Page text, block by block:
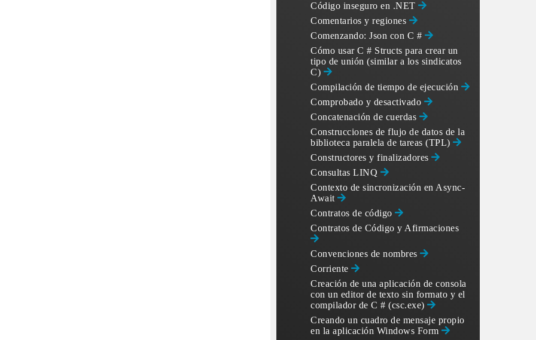
Código inseguro en .NET
Comentarios y regiones
Comenzando: Json con C #
Cómo usar C # Structs para crear un
tipo de unión (similar a los sindicatos
C)
Compilación de tiempo de ejecución
Comprobado y desactivado
Concatenación de cuerdas
Construcciones de flujo de datos de la
biblioteca paralela de tareas (TPL)
Constructores y finalizadores
Consultas LINQ
Contexto de sincronización en Async-
Await
Contratos de código
Contratos de Código y Afirmaciones
Convenciones de nombres
Corriente
Creación de una aplicación de consola
con un editor de texto sin formato y el
compilador de C # (csc.exe)
Creando un cuadro de mensaje propio
en la aplicación Windows Form